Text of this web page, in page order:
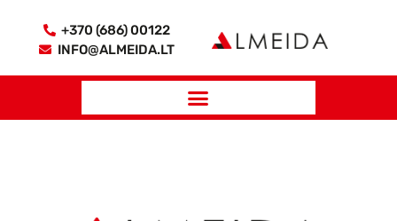
+370 (686) 00122
INFO@ALMEIDA.LT